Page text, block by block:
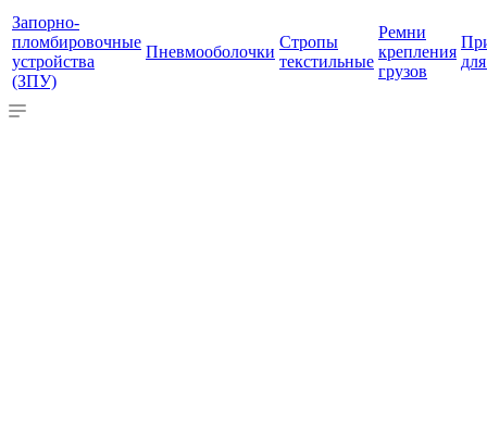
Запорно-
пломбировочные
устройства
(ЗПУ)
Пневмооболочки
Стропы
текстильные
Ремни
крепления
грузов